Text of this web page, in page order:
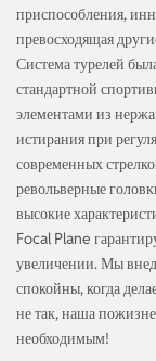
приспособления,
превосходящая
Система турелей
стандартной
элементами из
истирания при
современных
револьверные
высокие
Focal Plane
увеличении. Мы
спокойны, когда
не так, наша
необходимым!